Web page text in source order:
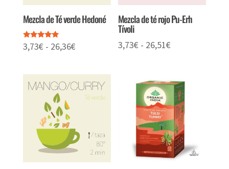
Mezcla de Té verde Hedoné
Valorado
con
3,73€ - 26,36€Rango
precios:
desde
3,73€
26,36€
Mezcla de té rojo Pu-Erh
Tívoli
3,73€ - 26,51€
desde
3,73€
hasta
26,51€